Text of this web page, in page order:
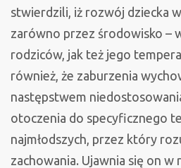
stwierdzili, iż rozwój dziecka
zarówno przez środowisko –
rodziców, jak też jego
również, że zaburzenia
następstwem
otoczenia do specyficznego
najmłodszych, przez który
zachowania. Ujawnia się on w